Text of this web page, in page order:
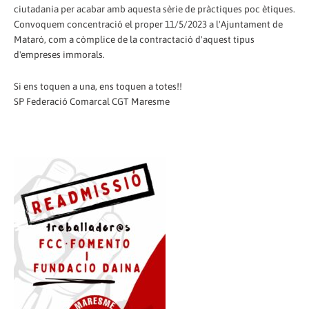
ciutadania per acabar amb aquesta sèrie de pràctiques poc ètiques.
Convoquem concentració el proper 11/5/2023 a l'Ajuntament de
Mataró, com a còmplice de la contractació d'aquest tipus
d'empreses immorals.
Si ens toquen a una, ens toquen a totes!!
SP Federació Comarcal CGT Maresme